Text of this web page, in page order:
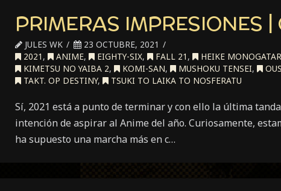
PRIMERAS IMPRESIONES |
JULES WK
23 OCTUBRE, 2021
2021 , ANIME, EIGHTY-SIX, FALL 21 , HEIKE
KIMETSU NO YAIBA 2, KOMI-SAN, MUSHOKU TENSEI,
TAKT. OP DESTINY, TSUKI TO LAIKA TO NOSFERATU
Sí, 2021 está a punto de terminar y con ello la última
intención de aspirar al Anime del año. Curiosamente,
ha supuesto una marcha más en c…